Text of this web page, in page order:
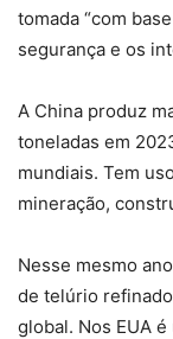
tomada “com
segurança e os
A China produz
toneladas em
mundiais. Tem
mineração,
Nesse mesmo
de telúrio
global. Nos EUA